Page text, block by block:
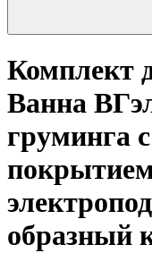
Комплект
Ванна
груминга
образный